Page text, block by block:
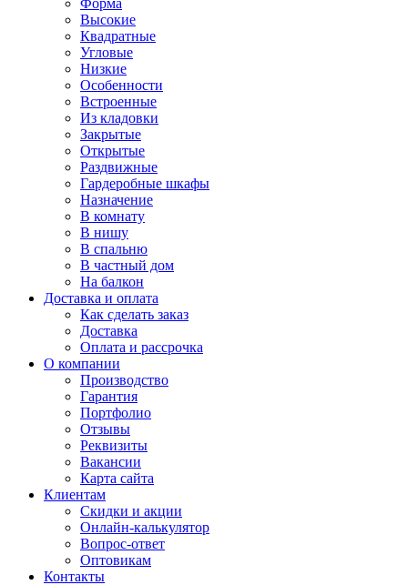
Форма
Высокие
Квадратные
Угловые
Низкие
Особенности
Встроенные
Из кладовки
Закрытые
Открытые
Раздвижные
Гардеробные шкафы
Назначение
В комнату
В нишу
В спальню
В частный дом
На балкон
Доставка и оплата
Как сделать заказ
Доставка
Оплата и рассрочка
О компании
Производство
Гарантия
Портфолио
Отзывы
Реквизиты
Вакансии
Карта сайта
Клиентам
Скидки и акции
Онлайн-калькулятор
Вопрос-ответ
Оптовикам
Контакты